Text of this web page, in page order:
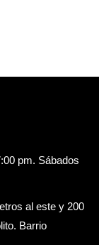
pm. Sábados
al este y 200
Barrio